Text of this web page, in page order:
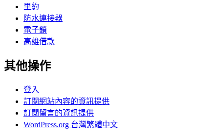
里約
防水連接器
電子鎖
高雄借款
其他操作
登入
訂閱網站內容的資訊提供
訂閱留言的資訊提供
WordPress.org 台灣繁體中文